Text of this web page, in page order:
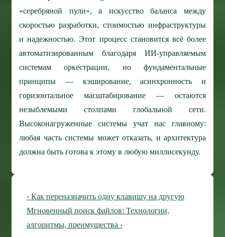
«серебряной пули», а искусство баланса между
скоростью разработки, стоимостью инфраструктуры
и надежностью. Этот процесс становится всё более
автоматизированным благодаря ИИ-управляемым
системам оркестрации, но фундаментальные
принципы — кэширование, асинхронность и
горизонтальное масштабирование — остаются
незыблемыми столпами глобальной сети.
Высоконагруженные системы учат нас главному:
любая часть системы может отказать, и архитектура
должна быть готова к этому в любую миллисекунду.
Навигация
по
записям
Предыдущая
запись
‹ Как переназначить одну клавишу на другую
Следующая
запись
Мгновенный поиск файлов: Технологии,
алгоритмы, преимущества ›